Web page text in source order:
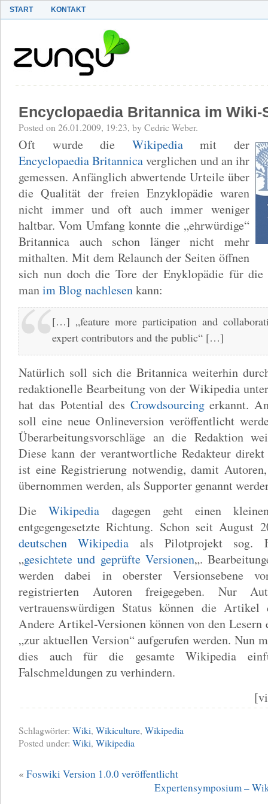
START KONTAKT
Encyclopaedia Britannica im Wiki-
Posted on 26.01.2009, 19:23, by Cedric Weber.
Oft wurde die Wikipediamit der
Encyclopaedia Britannicaverglichen und an ihr
gemessen. Anfänglich abwertende Urteile über
die Qualität der freien Enzyklopädie waren
nicht immer und oft auch immer weniger
haltbar. Vom Umfang konnte die „ehrwürdige“
Britannica auch schon länger nicht mehr
mithalten. Mit dem Relaunch der Seiten öffnen
sich nun doch die Tore der Enyklopädie für
manim Blog nachlesenkann:
[…] „feature more participation and
expert contributors and the public“ […]
Natürlich soll sich die Britannica weiterhin
redaktionelle Bearbeitung von der Wikipedia
hat das Potential des Crowdsourcingerkannt.
soll eine neue Onlineversion veröffentlicht
Überarbeitungsvorschläge an die Redaktion
Diese kann der verantwortliche Redakteur direkt
ist eine Registrierung notwendig, damit
übernommen werden, als Supporter genannt
DieWikipedia dagegen geht einen
entgegengesetzte Richtung. Schon seit
deutschen Wikipedia als Pilotprojekt sog.
„gesichtete und geprüfte Versionen„.
werden dabei in oberster Versionsebene
registrierten Autoren freigegeben. Nur
vertrauenswürdigen Status können die Artikel
Andere Artikel-Versionen können von den
„zur aktuellen Version“ aufgerufen werden. Nun
dies auch für die gesamte Wikipedia
Falschmeldungen zu verhindern.
Schlagwörter: Wiki, Wikiculture, Wikipedia
Posted under: Wiki, Wikipedia
« Foswiki Version 1.0.0 veröffentlicht
Expertensymposium –